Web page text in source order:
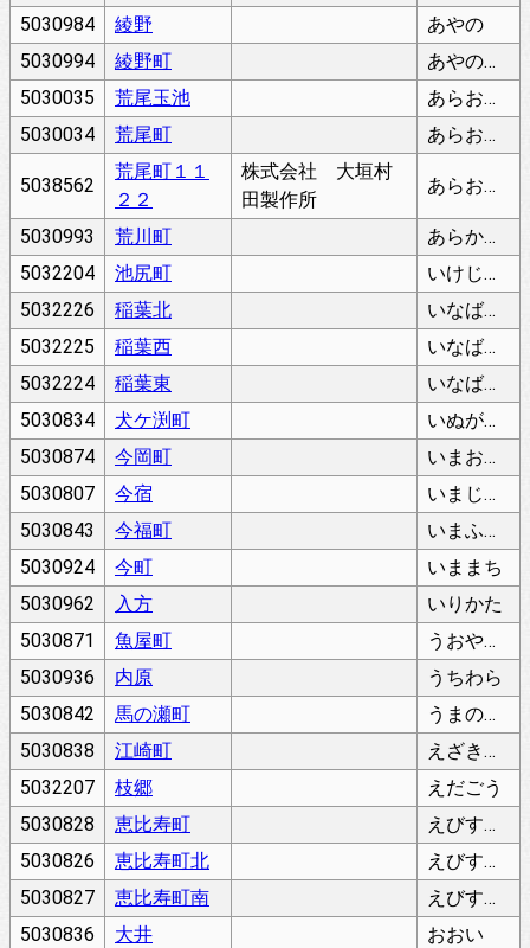
5030984
綾野
あやの
5030994
綾野町
あやのちょう
5030035
荒尾玉池
あらおたまいけ
5030034
荒尾町 あらおちょう
5038562
荒尾町１１
２２
株式会社 大垣村
田製作所
あらおちょう
5030993 荒川町
あらかわちょう
5032204
池尻町
いけじりちょう
5032226
稲葉北
いなばきた
5032225
稲葉西
いなばにし
5032224
稲葉東
いなばひがし
5030834
犬ケ渕町
いぬがぶちちょう
5030874
今岡町
いまおかちょう
5030807
今宿
いまじゅく
5030843
今福町
いまふくちょう
5030924
今町
いままち
5030962
入方
いりかた
5030871
魚屋町
うおやちょう
5030936
内原
うちわら
5030842
馬の瀬町
うまのせちょう
5030838
江崎町
えざきちょう
5032207
枝郷
えだごう
5030828
恵比寿町
えびすちょう
5030826
恵比寿町北
えびすちょうきた
5030827
恵比寿町南
えびすちょうみなみ
5030836
大井
おおい